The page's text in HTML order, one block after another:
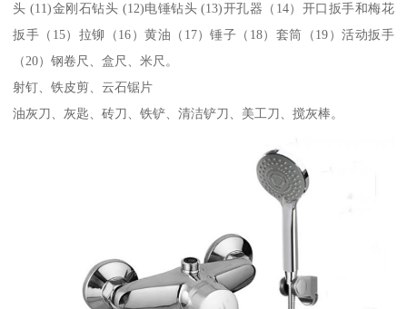
头 (11)金刚石钻头 (12)电锤钻头 (13)开孔器（14）开口扳手和梅花
扳手（15）拉铆（16）黄油（17）锤子（18）套筒（19）活动扳手
（20）钢卷尺、盒尺、米尺。
射钉、铁皮剪、云石锯片
油灰刀、灰匙、砖刀、铁铲、清洁铲刀、美工刀、搅灰棒。